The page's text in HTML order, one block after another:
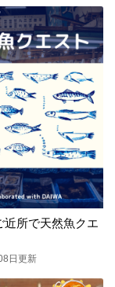
近所で天然魚クエ
日更新